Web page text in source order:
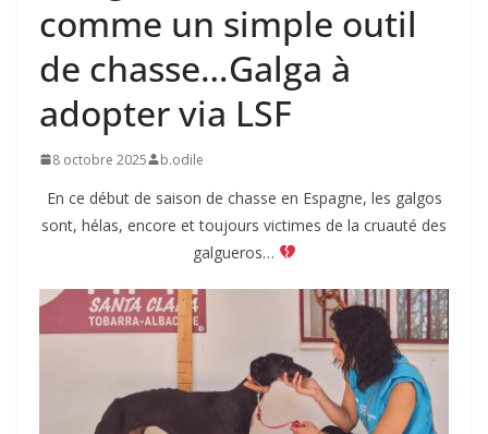
comme un simple outil
de chasse…Galga à
adopter via LSF
8 octobre 2025 b.odile
En ce début de saison de chasse en Espagne, les galgos
sont, hélas, encore et toujours victimes de la cruauté des
galgueros…